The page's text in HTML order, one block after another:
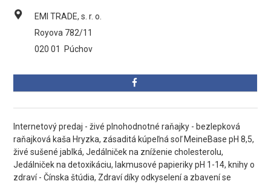
EMI TRADE, s. r. o.
Royova 782/11
020 01
Púchov
Internetový predaj - živé plnohodnotné raňajky - bezlepková
raňajková kaša Hryzka, zásaditá kúpeľná soľ MeineBase pH 8,5,
živé sušené jablká, Jedálniček na zníženie cholesterolu,
Jedálniček na detoxikáciu, lakmusové papieriky pH 1-14, knihy o
zdraví - Čínska štúdia, Zdraví díky odkyselení a zbavení se